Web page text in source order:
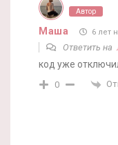
Автор
Маша 6 лет
Ответить на
код уже
0